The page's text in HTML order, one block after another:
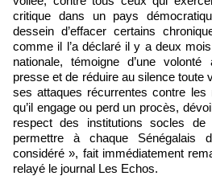
critique dans un pays
dessein d’effacer certains
comme il l’a déclaré il y a deux
nationale, témoigne d’une
presse et de réduire au silence toute
ses attaques récurrentes contre les
qu’il engage ou perd un procès,
respect des institutions socles de
permettre à chaque Sénégalais
considéré », fait immédiatement
relayé le journal Les Echos.